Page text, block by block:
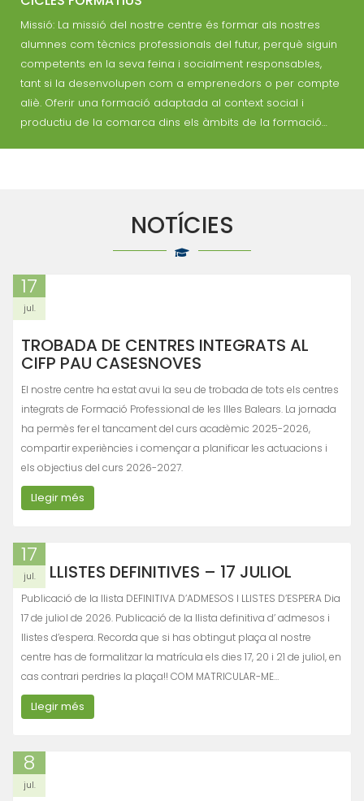
Missió: La missió del nostre centre és formar als nostres
alumnes com tècnics professionals del futur, perquè siguin
competents en la seva feina i socialment responsables,
tant si la desenvolupen com a emprenedors o per compte
aliè. Oferir una formació adaptada al context social i
productiu de la comarca dins els àmbits de la formació…
NOTÍCIES
17
jul.
TROBADA DE CENTRES INTEGRATS AL
CIFP PAU CASESNOVES
El nostre centre ha estat avui la seu de trobada de tots els centres
integrats de Formació Professional de les Illes Balears. La jornada
ha permès fer el tancament del curs acadèmic 2025-2026,
compartir experiències i començar a planificar les actuacions i
els objectius del curs 2026-2027.
Llegir més
17
jul. LLISTES DEFINITIVES – 17 JULIOL
Publicació de la llista DEFINITIVA D’ADMESOS I LLISTES D’ESPERA Dia
17 de juliol de 2026. Publicació de la llista definitiva d’ admesos i
llistes d’espera. Recorda que si has obtingut plaça al nostre
centre has de formalitzar la matrícula els dies 17, 20 i 21 de juliol, en
cas contrari perdries la plaça!! COM MATRICULAR-ME…
Llegir més
8
jul.